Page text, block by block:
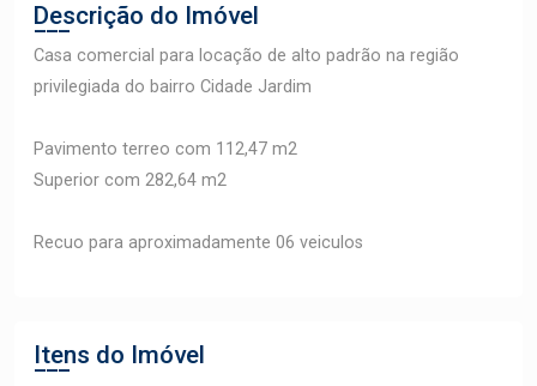
Descrição do Imóvel
Casa comercial para locação de alto padrão na região
privilegiada do bairro Cidade Jardim
Pavimento terreo com 112,47 m2
Superior com 282,64 m2
Recuo para aproximadamente 06 veiculos
Itens do Imóvel